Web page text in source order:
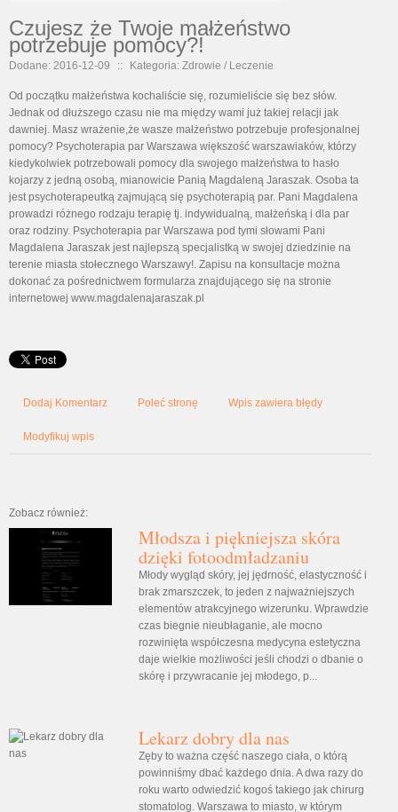
Czujesz że Twoje małżeństwo
potrzebuje pomocy?!
Dodane: 2016-12-09 :: Kategoria: Zdrowie / Leczenie
Od początku małżeństwa kochaliście się, rozumieliście się bez słów.
Jednak od dłuższego czasu nie ma między wami już takiej relacji jak
dawniej. Masz wrażenie,że wasze małżeństwo potrzebuje profesjonalnej
pomocy? Psychoterapia par Warszawa większość warszawiaków, którzy
kiedykolwiek potrzebowali pomocy dla swojego małżeństwa to hasło
kojarzy z jedną osobą, mianowicie Panią Magdaleną Jaraszak. Osoba ta
jest psychoterapeutką zajmującą się psychoterapią par. Pani Magdalena
prowadzi różnego rodzaju terapię tj. indywidualną, małżeńską i dla par
oraz rodziny. Psychoterapia par Warszawa pod tymi słowami Pani
Magdalena Jaraszak jest najlepszą specjalistką w swojej dziedzinie na
terenie miasta stołecznego Warszawy!. Zapisu na konsultacje można
dokonać za pośrednictwem formularza znajdującego się na stronie
internetowej www.magdalenajaraszak.pl
Dodaj Komentarz Poleć stronę Wpis zawiera błędy
Modyfikuj wpis
Zobacz również:
Młodsza i piękniejsza skóra
dzięki fotoodmładzaniu
Młody wygląd skóry, jej jędrność, elastyczność i
brak zmarszczek, to jeden z najważniejszych
elementów atrakcyjnego wizerunku. Wprawdzie
czas biegnie nieubłaganie, ale mocno
rozwinięta współczesna medycyna estetyczna
daje wielkie możliwości jeśli chodzi o dbanie o
skórę i przywracanie jej młodego, p...
Lekarz dobry dla nas
Zęby to ważna część naszego ciała, o którą
powinniśmy dbać każdego dnia. A dwa razy do
roku warto odwiedzić kogoś takiego jak chirurg
stomatolog. Warszawa to miasto, w którym